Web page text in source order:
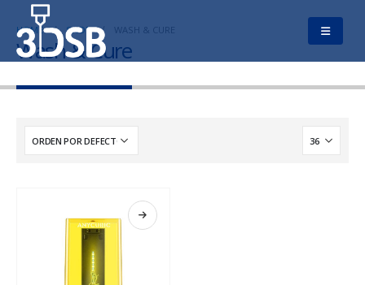
HOME SHOP WASH & CURE
Wash & Cure